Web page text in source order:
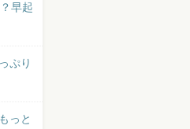
早起
ぷり
っと